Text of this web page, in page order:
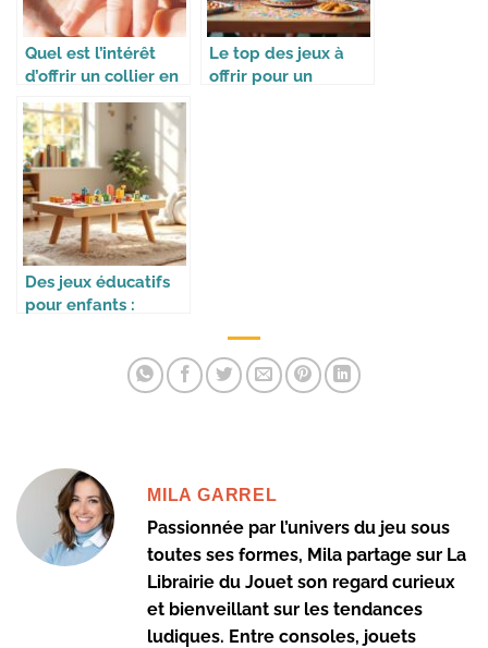
Quel est l’intérêt
d’offrir un collier en
croix pour un
baptême ?
Le top des jeux à
offrir pour un
Des jeux éducatifs
pour enfants :
MILA GARREL
Passionnée par l’univers du jeu sous
toutes ses formes, Mila partage sur La
Librairie du Jouet son regard curieux
et bienveillant sur les tendances
ludiques. Entre consoles, jouets